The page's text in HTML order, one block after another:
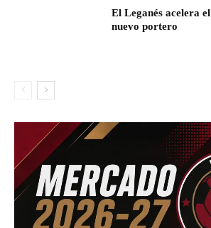
El Leganés acelera
nuevo portero